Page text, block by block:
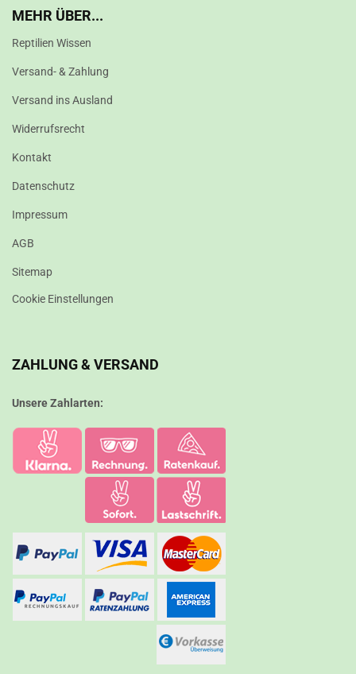
MEHR ÜBER...
Reptilien Wissen
Versand- & Zahlung
Versand ins Ausland
Widerrufsrecht
Kontakt
Datenschutz
Impressum
AGB
Sitemap
Cookie Einstellungen
ZAHLUNG & VERSAND
Unsere Zahlarten: